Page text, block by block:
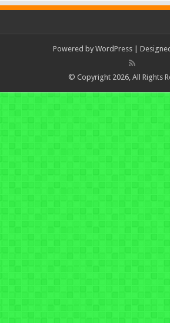
Powered by WordPress |
© Copyright 2026, All Rights